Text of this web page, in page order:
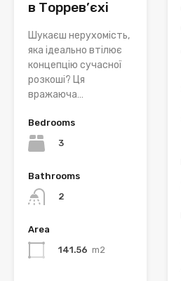
в Торрев’єхі
Шукаєш нерухомість,
яка ідеально втілює
концепцію сучасної
розкоші? Ця
вражаюча…
Bedrooms
3
Bathrooms
2
Area
141.56 m2